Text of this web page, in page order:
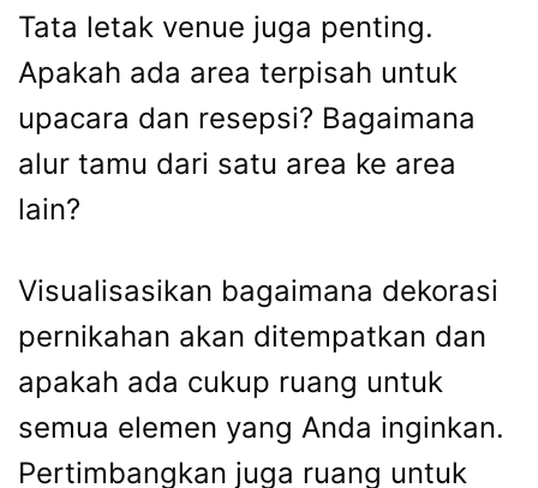
Tata letak venue juga penting.
Apakah ada area terpisah untuk
upacara dan resepsi? Bagaimana
alur tamu dari satu area ke area
lain?
Visualisasikan bagaimana dekorasi
pernikahan akan ditempatkan dan
apakah ada cukup ruang untuk
semua elemen yang Anda inginkan.
Pertimbangkan juga ruang untuk